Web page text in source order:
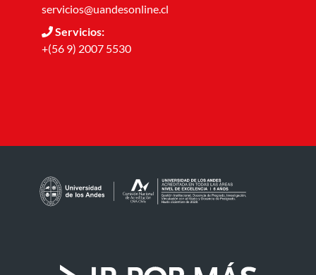
servicios@uandesonline.cl
Servicios:
+(56 9) 2007 5530